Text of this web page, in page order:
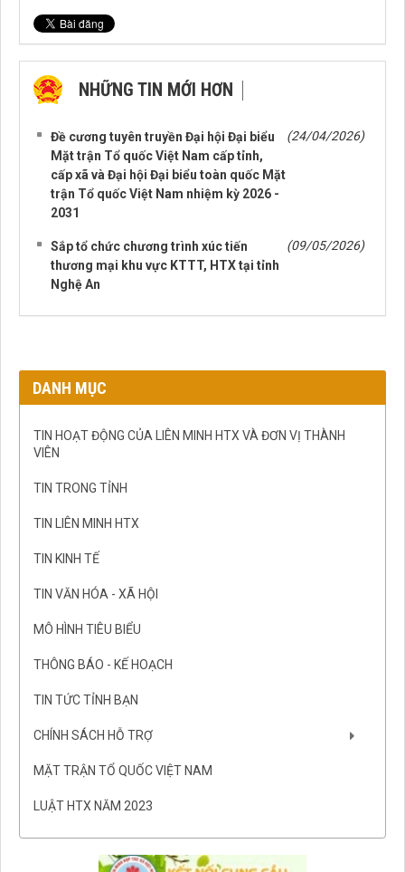
NHỮNG TIN MỚI HƠN
Đề cương tuyên truyền Đại hội Đại biểu
Mặt trận Tổ quốc Việt Nam cấp tỉnh,
cấp xã và Đại hội Đại biểu toàn quốc Mặt
trận Tổ quốc Việt Nam nhiệm kỳ 2026 -
2031
(24/04/2026)
Sắp tổ chức chương trình xúc tiến
thương mại khu vực KTTT, HTX tại tỉnh
Nghệ An
(09/05/2026)
DANH MỤC
TIN HOẠT ĐỘNG CỦA LIÊN MINH HTX VÀ ĐƠN VỊ THÀNH
VIÊN
TIN TRONG TỈNH
TIN LIÊN MINH HTX
TIN KINH TẾ
TIN VĂN HÓA - XÃ HỘI
MÔ HÌNH TIÊU BIỂU
THÔNG BÁO - KẾ HOẠCH
TIN TỨC TỈNH BẠN
CHÍNH SÁCH HỖ TRỢ
MẶT TRẬN TỔ QUỐC VIỆT NAM
LUẬT HTX NĂM 2023